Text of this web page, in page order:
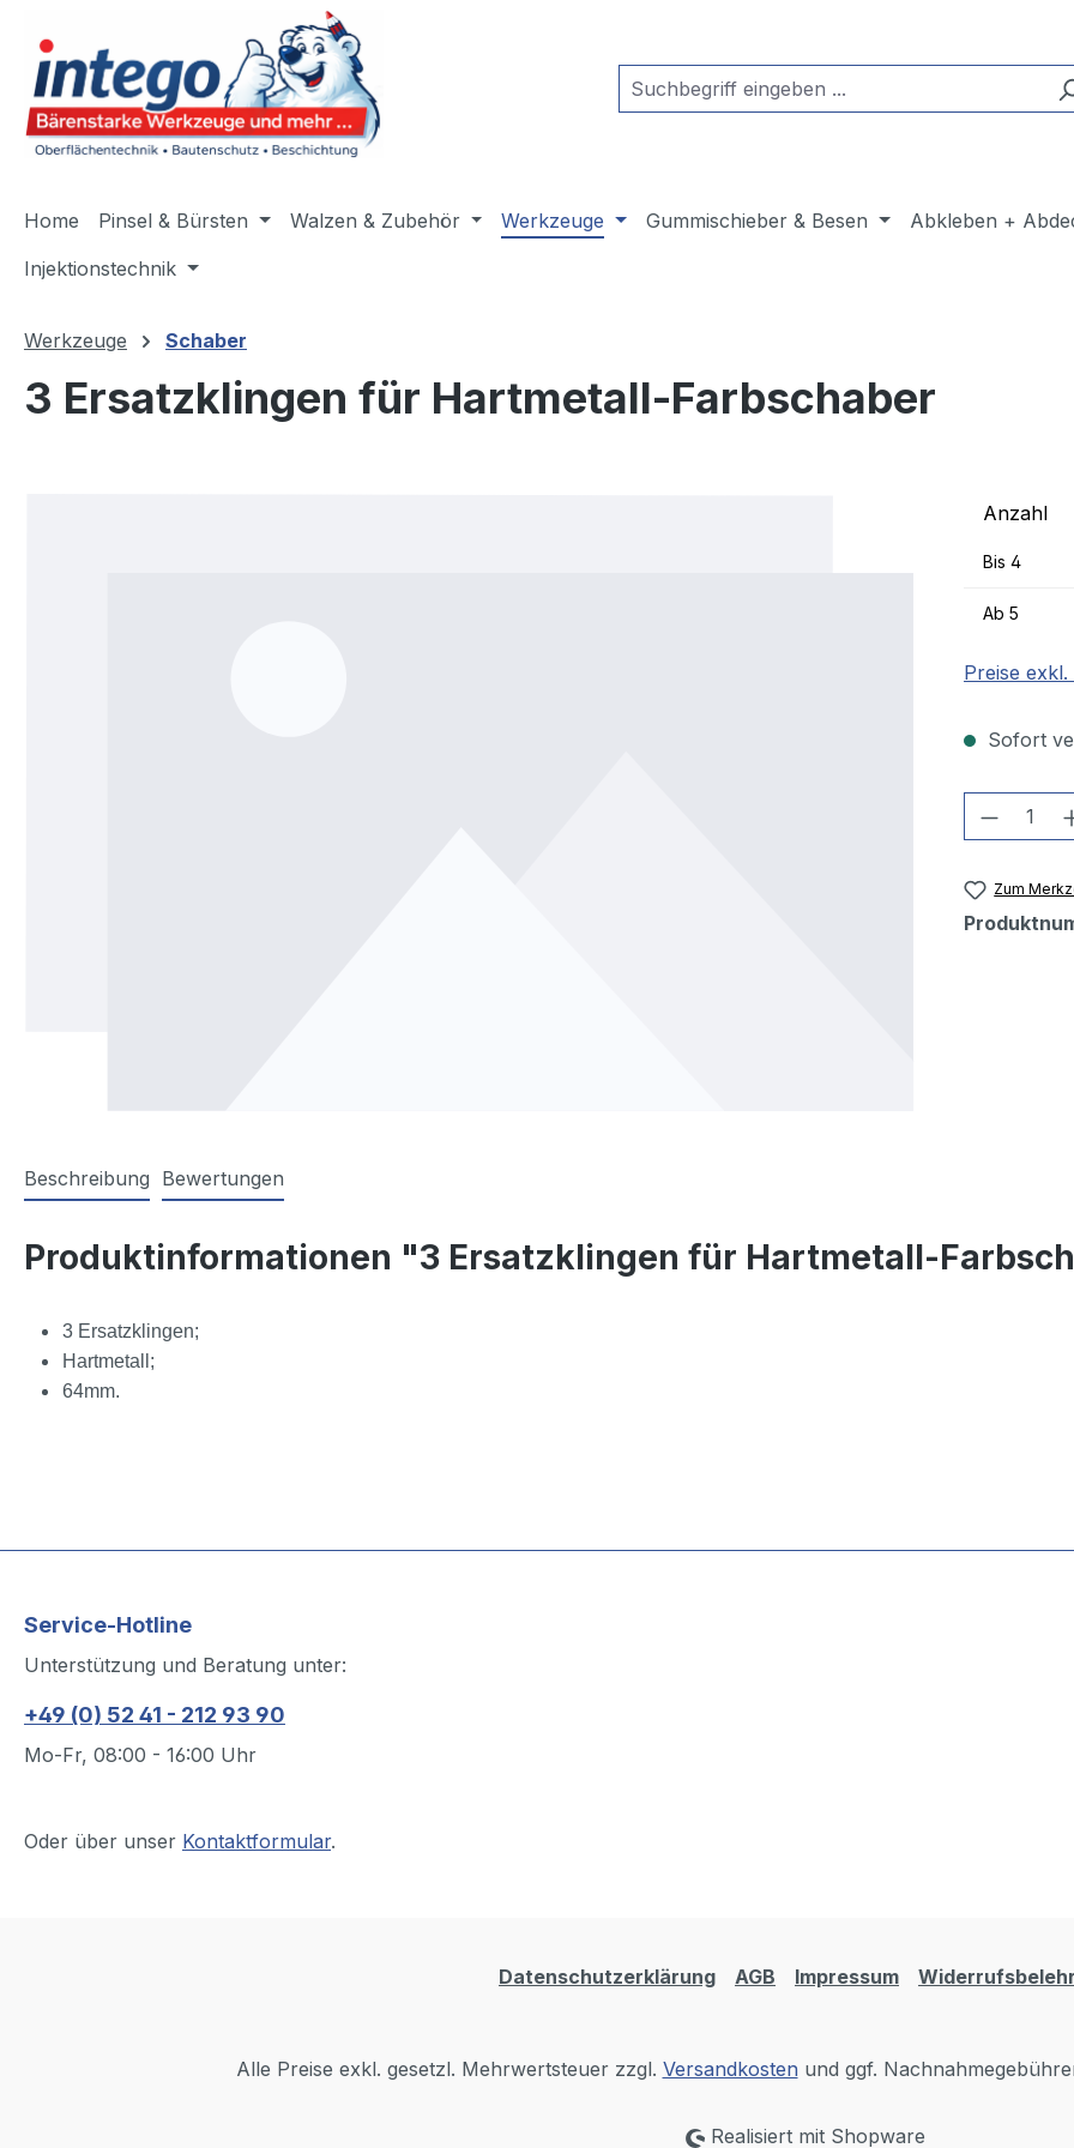
Zur Hauptnavigation springen
Home Pinsel & Bürsten Walzen & Zubehör Werkzeuge Gummischieber & Besen Abkleben +
Injektionstechnik
Werkzeuge Schaber
3 Ersatzklingen für Hartmetall-Farbschaber
Anzahl
Bis 4
Ab 5
Preise
Sofort
Zum
Beschreibung Bewertungen
Produktinformationen "3 Ersatzklingen für Hartmetall-
3 Ersatzklingen;
Hartmetall;
64mm.
Service-Hotline
Unterstützung und Beratung unter:
+49 (0) 52 41 - 212 93 90
Mo-Fr, 08:00 - 16:00 Uhr
Oder über unser Kontaktformular.
Datenschutzerklärung AGB Impressum
Alle Preise exkl. gesetzl. Mehrwertsteuer zzgl. Versandkosten und ggf.
Realisiert mit Shopware